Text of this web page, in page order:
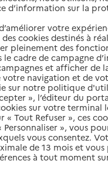
de Poitiers
d’information sur la
votre
cookies destinés à
pleinement des
le cadre de campagne
et afficher de
votre navigation et de
sur notre politique
», l’éditeur du
sur votre terminal
« Tout Refuser », ces
Personnaliser », vous
vous consentez.
de 13 mois et
à tout moment